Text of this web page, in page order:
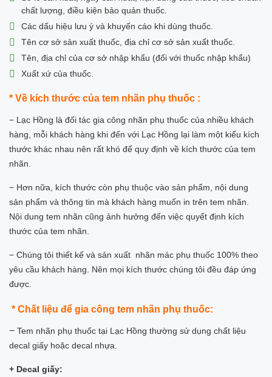
chất lượng, điều kiện bảo quản thuốc.
Các dấu hiệu lưu ý và khuyến cáo khi dùng thuốc.
Tên cơ sở sản xuất thuốc, địa chỉ cơ sở sản xuất thuốc.
Tên, địa chỉ của cơ sở nhập khẩu (đối với thuốc nhập khẩu)
Xuất xứ của thuốc.
* Về kích thước của tem nhãn phụ thuốc :
− Lạc Hồng là đối tác gia công nhãn phụ thuốc của nhiều khách
hàng, mỗi khách hàng khi đến với Lạc Hồng lại làm một kiểu kích
thước khác nhau nên rất khó để quy định về kích thước của tem
nhãn.
− Hơn nữa, kích thước còn phụ thuộc vào sản phẩm, nội dung
sản phẩm và thông tin mà khách hàng muốn in trên tem nhãn.
Nội dung tem nhãn cũng ảnh hưởng đến việc quyết định kích
thước của tem nhãn.
− Chúng tôi thiết kế và sản xuất nhãn mác phụ thuốc 100% theo
yêu cầu khách hàng. Nên mọi kích thước chúng tôi đều đáp ứng
được.
* Chất liệu để gia công tem nhãn phụ thuốc:
− Tem nhãn phụ thuốc tại Lạc Hồng thường sử dụng chất liệu
decal giấy hoặc decal nhựa.
+ Decal giấy: